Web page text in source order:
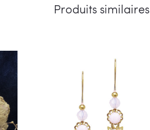
Produits similaires